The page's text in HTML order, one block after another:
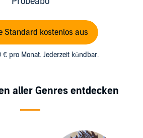
Standard kostenlos aus
€ pro Monat. Jederzeit kündbar.
aller Genres entdecken